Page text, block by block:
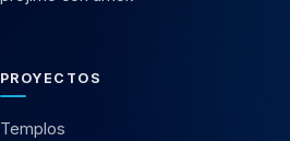
PROYECTOS
Templos